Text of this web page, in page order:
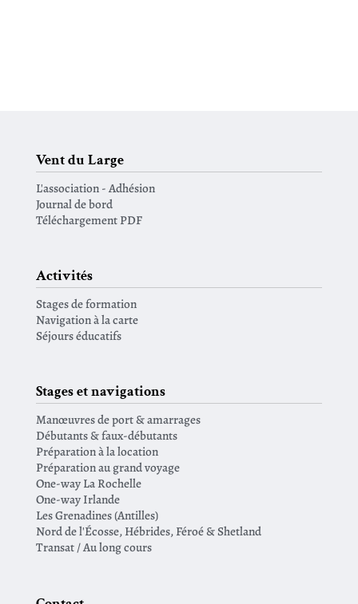
Vent du Large
L'association - Adhésion
Journal de bord
Téléchargement PDF
Activités
Stages de formation
Navigation à la carte
Séjours éducatifs
Stages et navigations
Manœuvres de port & amarrages
Débutants & faux-débutants
Préparation à la location
Préparation au grand voyage
One-way La Rochelle
One-way Irlande
Les Grenadines (Antilles)
Nord de l'Écosse, Hébrides, Féroé & Shetland
Transat / Au long cours